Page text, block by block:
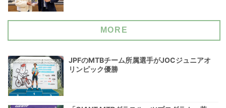
MORE
JPFのMTBチーム所属選手がJOCジュニアオ
リンピック優勝